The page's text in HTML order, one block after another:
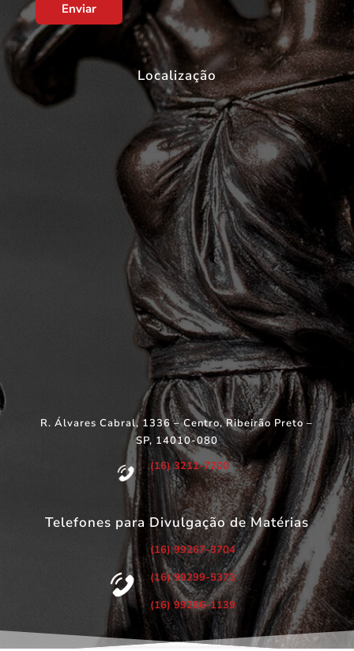
Enviar
Localização
R. Álvares Cabral, 1336 – Centro, Ribeirão Preto –
SP, 14010-080
(16) 3211-7200
Telefones para Divulgação de Matérias
(16) 99267-3704
(16) 99299-5373
(16) 99286-1139